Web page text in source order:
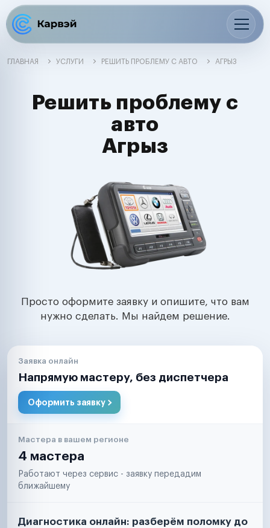
ГЛАВНАЯ УСЛУГИ РЕШИТЬ ПРОБЛЕМУ С АВТО АГРЫЗ
Решить проблему с
авто
Агрыз
Просто оформите заявку и опишите, что вам
нужно сделать. Мы найдем решение.
Заявка онлайн
Напрямую мастеру, без диспетчера
Оформить заявку
Мастера в вашем регионе
4 мастера
Работают через сервис - заявку передадим
ближайшему
Диагностика онлайн: разберём поломку до